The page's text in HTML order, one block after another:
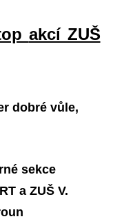
akcí ZUŠ
dobré vůle,
sekce
a ZUŠ V.